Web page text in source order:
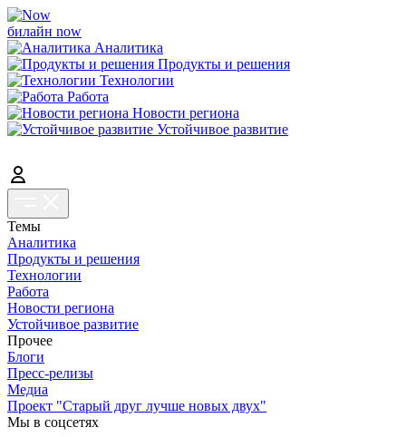
билайн now
Аналитика
Продукты и решения
Технологии
Работа
Новости региона
Устойчивое развитие
Темы
Аналитика
Продукты и решения
Технологии
Работа
Новости региона
Устойчивое развитие
Прочее
Блоги
Пресс-релизы
Медиа
Проект "Старый друг лучше новых двух"
Мы в соцсетях